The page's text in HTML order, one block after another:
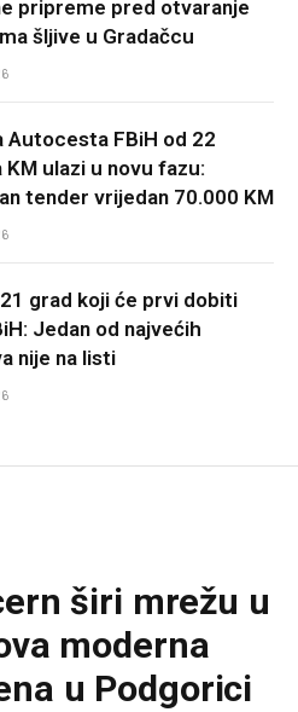
pripreme pred otvaranje
šljive u Gradačcu
Autocesta FBiH od 22
KM ulazi u novu fazu:
tender vrijedan 70.000 KM
grad koji će prvi dobiti
Jedan od najvećih
nije na listi
širi mrežu u
moderna
u Podgorici